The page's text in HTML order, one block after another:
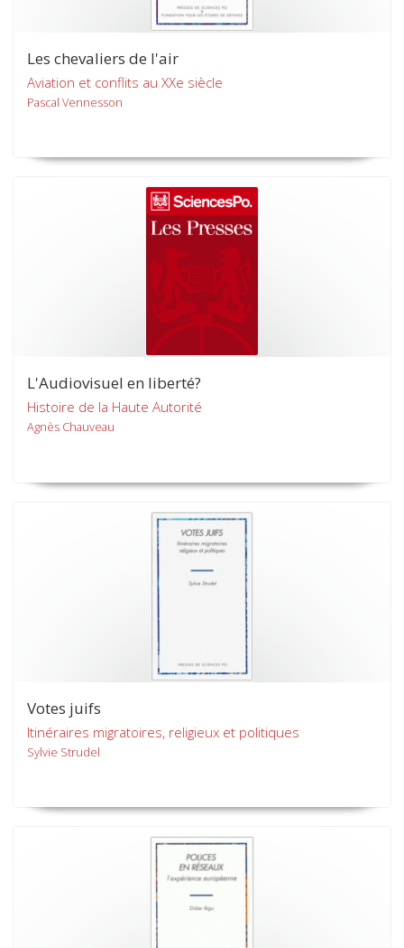
Les chevaliers de l'air
Aviation et conflits au XXe siècle
Pascal Vennesson
L'Audiovisuel en liberté?
Histoire de la Haute Autorité
Agnès Chauveau
Votes juifs
Itinéraires migratoires, religieux et politiques
Sylvie Strudel